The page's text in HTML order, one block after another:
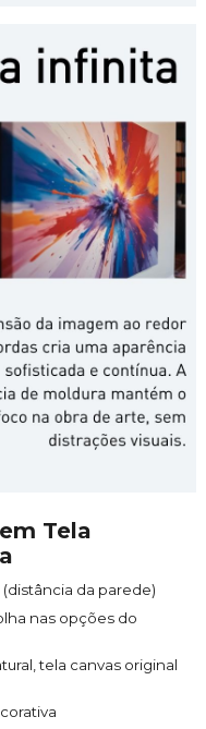
Tela
(distância da parede)
nas opções do
tela canvas original